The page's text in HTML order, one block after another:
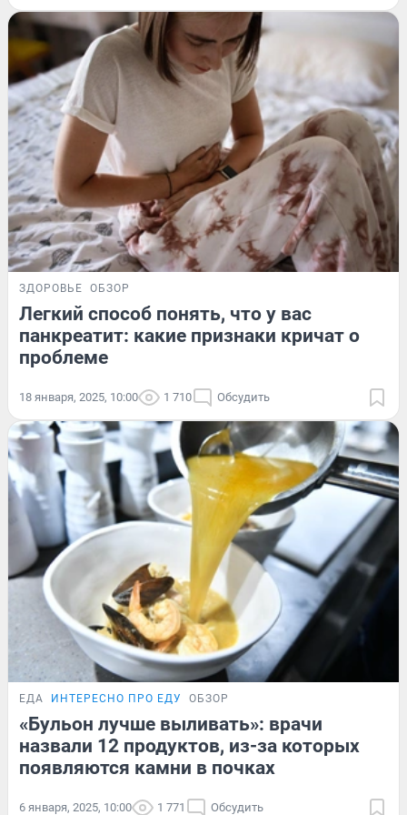
ЗДОРОВЬЕ ОБЗОР
Легкий способ понять, что у вас
панкреатит: какие признаки кричат о
проблеме
18 января, 2025, 10:00 1 710 Обсудить
ЕДА ИНТЕРЕСНО ПРО ЕДУ ОБЗОР
«Бульон лучше выливать»: врачи
назвали 12 продуктов, из-за которых
появляются камни в почках
6 января, 2025, 10:00 1 771 Обсудить